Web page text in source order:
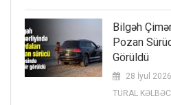
Bilgəh
Pozan
Görüldü
28 İyul 2026
TURAL